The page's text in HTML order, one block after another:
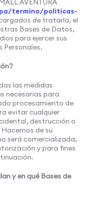
AVENTURA
termino/politicas-
de tratarla, el
Bases de Datos,
para ejercer sus
Personales.
las medidas
necesarias para
procesamiento de
evitar cualquier
destrucción o
de su
será comercializada,
y para fines
y en qué Bases de